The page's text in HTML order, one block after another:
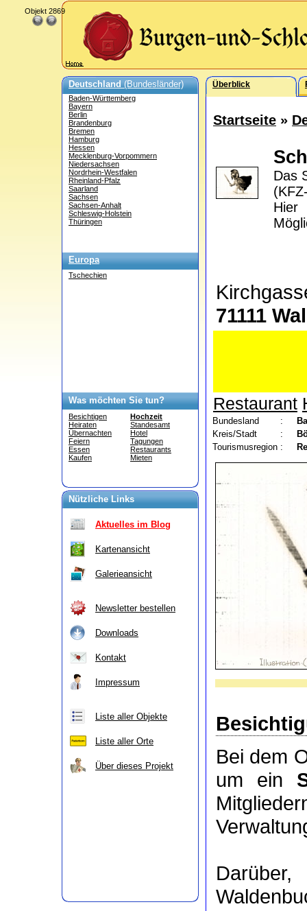
Deutschland(Bundesländer)
Baden-Württemberg
Bayern
Berlin
Brandenburg
Bremen
Hamburg
Hessen
Mecklenburg-Vorpommern
Niedersachsen
Nordrhein-Westfalen
Rheinland-Pfalz
Saarland
Sachsen
Sachsen-Anhalt
Schleswig-Holstein
Thüringen
Europa
Tschechien
Was möchten Sie tun?
Besichtigen
Heiraten
Übernachten
Feiern
Essen
Kaufen
Hochzeit
Standesamt
Hotel
Tagungen
Restaurants
Mieten
Nützliche Links
Aktuelles im Blog
Kartenansicht
Galerieansicht
Newsletter bestellen
Downloads
Kontakt
Impressum
Liste aller Objekte
Liste aller Orte
Über dieses Projekt
Überblick
Startseite »
Das
71111
Restaurant
Bundesland :
Kreis/Stadt
:
Tourismusregion :
Bei dem
um ein
Objekt 2869